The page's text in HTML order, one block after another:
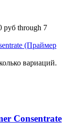
руб through 7
вариаций.
Consentrate